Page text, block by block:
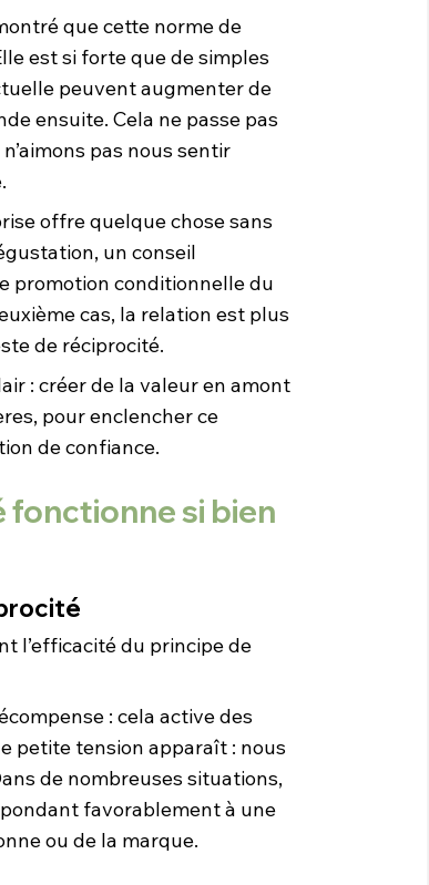
que cette norme de
est si forte que de simples
peuvent augmenter de
ensuite. Cela ne passe pas
pas nous sentir
offre quelque chose sans
un conseil
promotion conditionnelle du
cas, la relation est plus
de réciprocité.
: créer de la valeur en amont
pour enclencher ce
de confiance.
fonctionne si bien
l’efficacité du principe de
: cela active des
petite tension apparaît : nous
de nombreuses situations,
favorablement à une
ou de la marque.